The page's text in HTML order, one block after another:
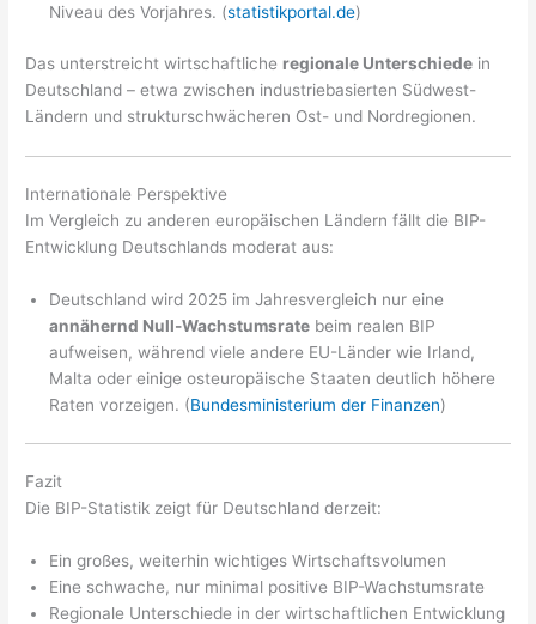
Niveau des Vorjahres. (statistikportal.de)
Das unterstreicht wirtschaftliche regionale Unterschiede in
Deutschland – etwa zwischen industriebasierten Südwest-
Ländern und strukturschwächeren Ost- und Nordregionen.
Internationale Perspektive
Im Vergleich zu anderen europäischen Ländern fällt die BIP-
Entwicklung Deutschlands moderat aus:
Deutschland wird 2025 im Jahresvergleich nur eine
annähernd Null-Wachstumsrate beim realen BIP
aufweisen, während viele andere EU-Länder wie Irland,
Malta oder einige osteuropäische Staaten deutlich höhere
Raten vorzeigen. (Bundesministerium der Finanzen)
Fazit
Die BIP-Statistik zeigt für Deutschland derzeit:
Ein großes, weiterhin wichtiges Wirtschaftsvolumen
Eine schwache, nur minimal positive BIP-Wachstumsrate
Regionale Unterschiede in der wirtschaftlichen Entwicklung